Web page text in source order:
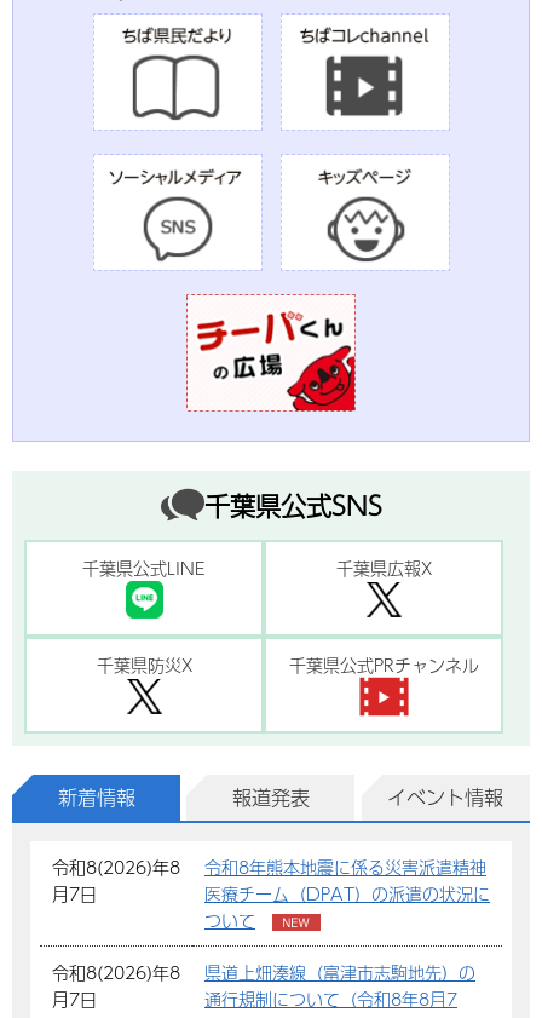
千葉県公式SNS
千葉県公式LINE 千葉県広報X
千葉県防災X 千葉県公式PRチャンネル
新着情報
令和8(2026)年8
月7日
令和8年熊本地震に係る災害派遣精神
医療チーム（DPAT）の派遣の状況に
ついて
令和8(2026)年8
月7日
県道上畑湊線（富津市志駒地先）の
通行規制について（令和8年8月7
報道発表 イベント情報